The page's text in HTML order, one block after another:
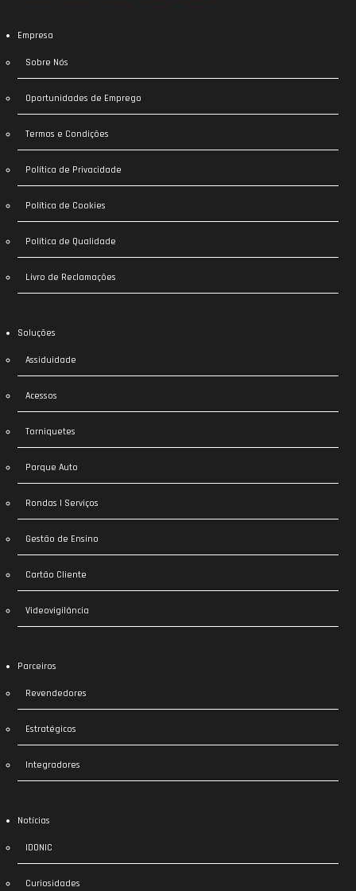
Empresa
Sobre Nós
Oportunidades de Emprego
Termos e Condições
Política de Privacidade
Política de Cookies
Política de Qualidade
Livro de Reclamações
Soluções
Assiduidade
Acessos
Torniquetes
Parque Auto
Rondas | Serviços
Gestão de Ensino
Cartão Cliente
Videovigilância
Parceiros
Revendedores
Estratégicos
Integradores
Notícias
IDONIC
Curiosidades